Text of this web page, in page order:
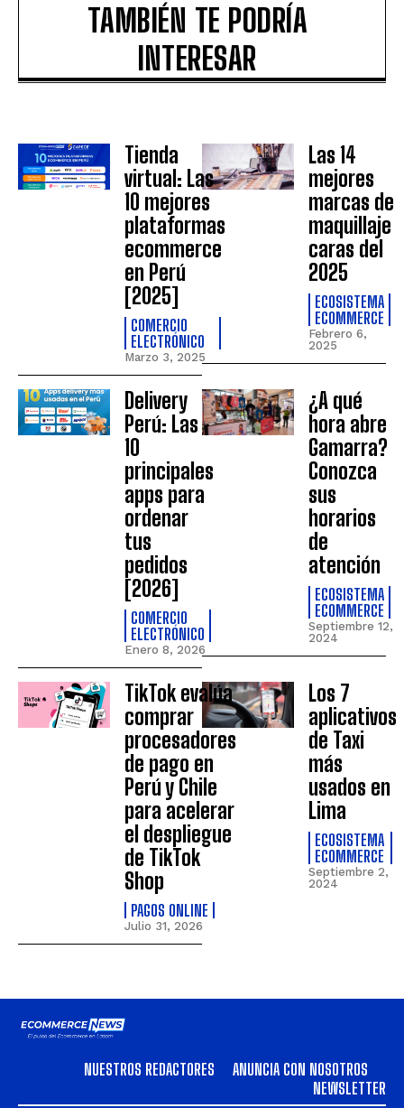
TAMBIÉN TE PODRÍA
INTERESAR
Tienda
virtual: Las
10 mejores
plataformas
ecommerce
en Perú
[2025]
COMERCIO
ELECTRÓNICO
Marzo 3, 2025
Las 14
mejores
marcas de
maquillaje
caras del
2025
ECOSISTEMA
ECOMMERCE
Febrero 6,
2025
Delivery
Perú: Las
10
principales
apps para
ordenar
tus
pedidos
[2026]
COMERCIO
ELECTRÓNICO
Enero 8, 2026
¿A qué
hora abre
Gamarra?
Conozca
sus
horarios
de
atención
ECOSISTEMA
ECOMMERCE
Septiembre 12,
2024
TikTok evalúa
comprar
procesadores
de pago en
Perú y Chile
para acelerar
el despliegue
de TikTok
Shop
PAGOS ONLINE
Julio 31, 2026
Los 7
aplicativos
de Taxi
más
usados en
Lima
ECOSISTEMA
ECOMMERCE
Septiembre 2,
2024
NUESTROS REDACTORES
ANUNCIA CON NOSOTROS
NEWSLETTER